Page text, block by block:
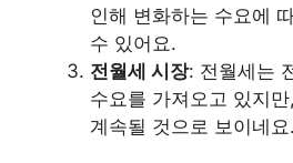
인해 변화하는 수요에
수 있어요.
전월세 시장: 전월세는
수요를 가져오고 있지
계속될 것으로 보이네요.